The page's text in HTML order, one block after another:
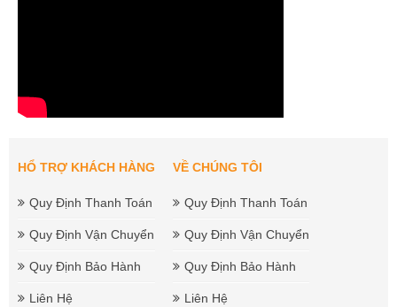
HỔ TRỢ KHÁCH HÀNG
Quy Định Thanh Toán
Quy Định Vận Chuyển
Quy Định Bảo Hành
Liên Hệ
VỀ CHÚNG TÔI
Quy Định Thanh Toán
Quy Định Vận Chuyển
Quy Định Bảo Hành
Liên Hệ